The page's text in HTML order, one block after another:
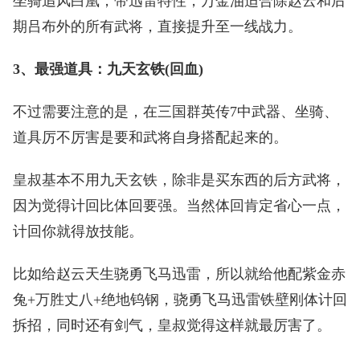
期吕布外的所有武将，直接提升至一线战力。
3、最强道具：九天玄铁(回血)
不过需要注意的是，在三国群英传7中武器、坐骑、
道具厉不厉害是要和武将自身搭配起来的。
皇叔基本不用九天玄铁，除非是买东西的后方武将，
因为觉得计回比体回要强。当然体回肯定省心一点，
计回你就得放技能。
比如给赵云天生骁勇飞马迅雷，所以就给他配紫金赤
兔+万胜丈八+绝地钨钢，骁勇飞马迅雷铁壁刚体计回
拆招，同时还有剑气，皇叔觉得这样就最厉害了。